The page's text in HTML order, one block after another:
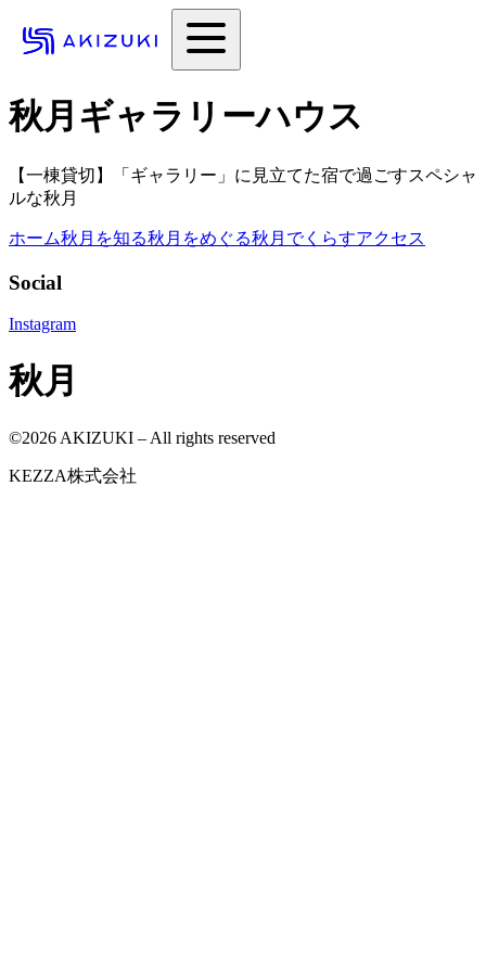
秋月ギャラリーハウス
【一棟貸切】「ギャラリー」に見立てた宿で過ごすスペシャ
ルな秋月
ホーム秋月を知る秋月をめぐる秋月でくらすアクセス
Social
Instagram
秋月
©2026 AKIZUKI – All rights reserved
KEZZA株式会社